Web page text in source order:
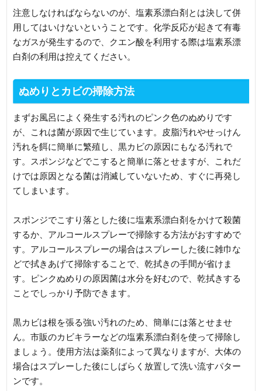
注意しなければならないのが、塩素系漂白剤とは決して併
用してはいけないということです。化学反応が起きて有毒
なガスが発生するので、クエン酸を利用する際は塩素系漂
白剤の利用は控えてください。
ぬめりとカビの掃除方法
まずお風呂によく発生する汚れのピンク色のぬめりです
が、これは菌が原因で生じています。皮脂汚れやせっけん
汚れを餌に簡単に繁殖し、黒カビの原因にもなる汚れで
す。スポンジなどでこすると簡単に落とせますが、これだ
けでは原因となる菌は消滅していないため、すぐに再発し
てしまいます。
スポンジでこすり落とした後に塩素系漂白剤をかけて殺菌
するか、アルコールスプレーで掃除する方法がおすすめで
す。アルコールスプレーの場合はスプレーした後に雑巾な
どで拭きあげて掃除することで、乾拭きの手間が省けま
す。ピンクぬめりの原因菌は水分を好むので、乾拭きする
ことでしっかり予防できます。
黒カビは根を張る強い汚れのため、簡単には落とせませ
ん。市販のカビキラーなどの塩素系漂白剤を使って掃除し
ましょう。使用方法は薬剤によって異なりますが、大体の
場合はスプレーした後にしばらく放置して洗い流すパター
ンです。